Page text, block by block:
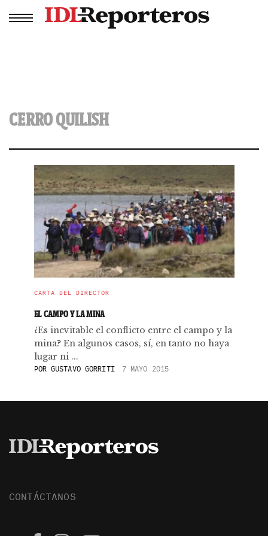
CERRO QUILISH
CARTA DEL DIRECTOR
EL CAMPO Y LA MINA
¿Es inevitable el conflicto entre el campo y la
mina? En algunos casos, sí, en tanto no haya
lugar ni ...
POR GUSTAVO GORRITI 7 MAYO 2015
CONTÁCTANOS